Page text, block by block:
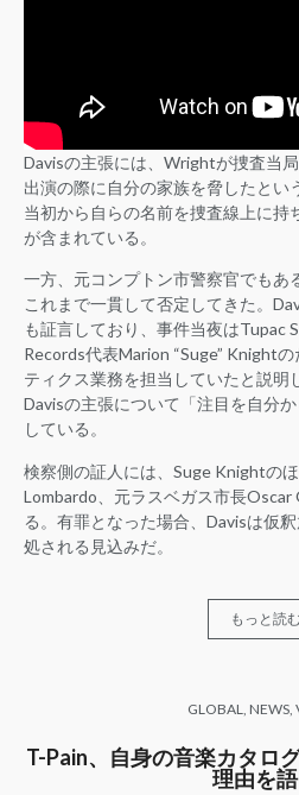
Davisの主張には、Wrightが捜査当
出演の際に自分の家族を脅したと
当初から自らの名前を捜査線上に持
が含まれている。
一方、元コンプトン市警察官でも
これまで一貫して否定してきた。
も証言しており、事件当夜はTupac
Records代表Marion “Suge” Knight
ティクス業務を担当していたと説明
Davisの主張について「注目を自分
している。
検察側の証人には、Suge Knightの
Lombardo、元ラスベガス市長Oscar
る。有罪となった場合、Davisは仮
処される見込みだ。
もっと読
GLOBAL NEWS,
T-Pain、自身の音楽カタロ
理由を